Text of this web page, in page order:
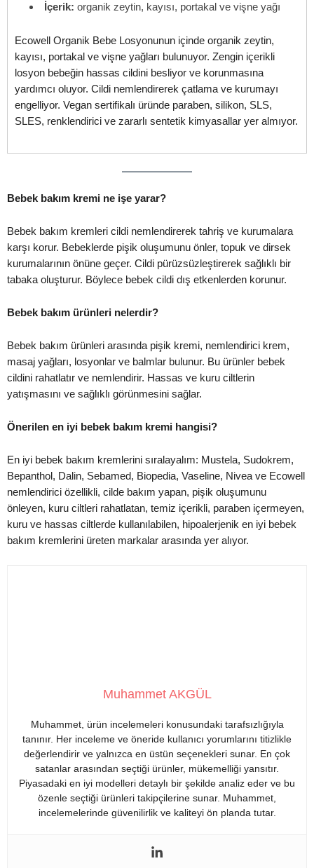
İçerik: organik zeytin, kayısı, portakal ve vişne yağı
Ecowell Organik Bebe Losyonunun içinde organik zeytin,
kayısı, portakal ve vişne yağları bulunuyor. Zengin içerikli
losyon bebeğin hassas cildini besliyor ve korunmasına
yardımcı oluyor. Cildi nemlendirerek çatlama ve kurumayı
engelliyor. Vegan sertifikalı üründe paraben, silikon, SLS,
SLES, renklendirici ve zararlı sentetik kimyasallar yer almıyor.
Bebek bakım kremi ne işe yarar?
Bebek bakım kremleri cildi nemlendirerek tahriş ve kurumalara
karşı korur. Bebeklerde pişik oluşumunu önler, topuk ve dirsek
kurumalarının önüne geçer. Cildi pürüzsüzleştirerek sağlıklı bir
tabaka oluşturur. Böylece bebek cildi dış etkenlerden korunur.
Bebek bakım ürünleri nelerdir?
Bebek bakım ürünleri arasında pişik kremi, nemlendirici krem,
masaj yağları, losyonlar ve balmlar bulunur. Bu ürünler bebek
cildini rahatlatır ve nemlendirir. Hassas ve kuru ciltlerin
yatışmasını ve sağlıklı görünmesini sağlar.
Önerilen en iyi bebek bakım kremi hangisi?
En iyi bebek bakım kremlerini sıralayalım: Mustela, Sudokrem,
Bepanthol, Dalin, Sebamed, Biopedia, Vaseline, Nivea ve Ecowell
nemlendirici özellikli, cilde bakım yapan, pişik oluşumunu
önleyen, kuru ciltleri rahatlatan, temiz içerikli, paraben içermeyen,
kuru ve hassas ciltlerde kullanılabilen, hipoalerjenik en iyi bebek
bakım kremlerini üreten markalar arasında yer alıyor.
Muhammet AKGÜL
Muhammet, ürün incelemeleri konusundaki tarafsızlığıyla
tanınır. Her inceleme ve öneride kullanıcı yorumlarını titizlikle
değerlendirir ve yalnızca en üstün seçenekleri sunar. En çok
satanlar arasından seçtiği ürünler, mükemelliği yansıtır.
Piyasadaki en iyi modelleri detaylı bir şekilde analiz eder ve bu
özenle seçtiği ürünleri takipçilerine sunar. Muhammet,
incelemelerinde güvenilirlik ve kaliteyi ön planda tutar.